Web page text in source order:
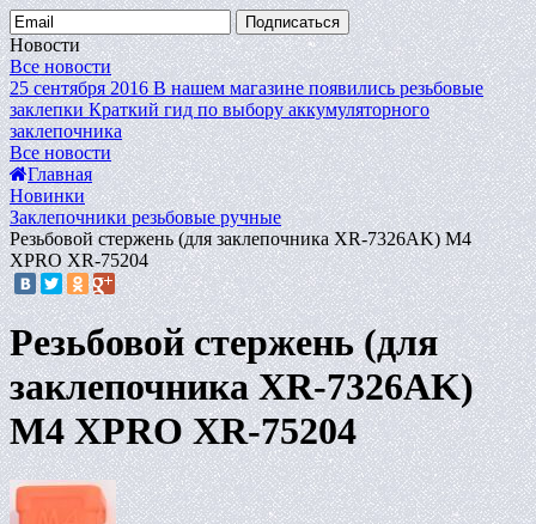
Подписаться
Новости
Все новости
25 сентября 2016 В нашем магазине появились резьбовые
заклепки Краткий гид по выбору аккумуляторного
заклепочника
Все новости
Главная
Новинки
Заклепочники резьбовые ручные
Резьбовой стержень (для заклепочника XR-7326AK) М4
XPRO XR-75204
Резьбовой стержень (для
заклепочника XR-7326AK)
М4 XPRO XR-75204